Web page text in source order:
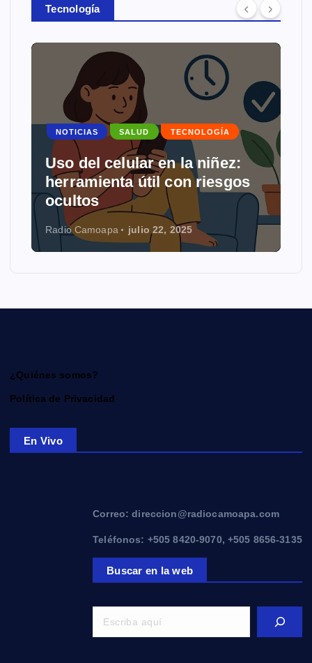
Tecnología
NOTICIAS SALUD TECNOLOGÍA
Uso del celular en la niñez:
herramienta útil con riesgos
ocultos
Radio Camoapa julio 22, 2025
¿Quiénes somos?
Política de Privacidad
En Vivo
Correo: direccion@radiocamoapa.com
Teléfonos: +505 8420-9070, +505 8656-3135
Buscar en la web